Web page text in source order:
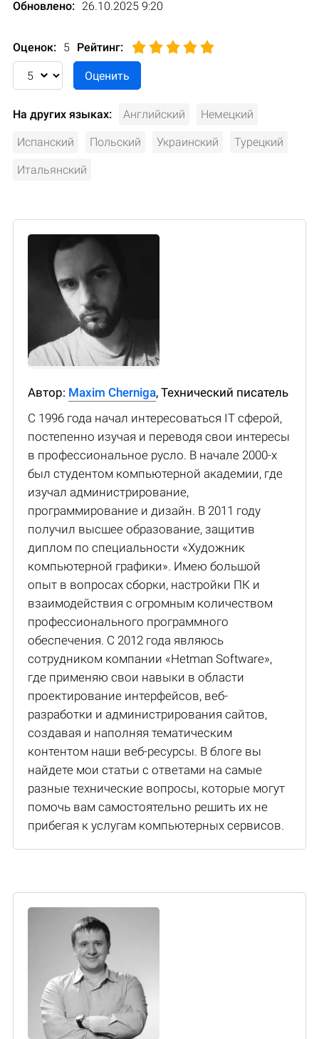
Обновлено: 26.10.2025 9:20
Оценок: 5 Рейтинг:
На других языках: Английский Немецкий
Испанский Польский Украинский Турецкий
Итальянский
Автор: Maxim Cherniga, Технический писатель
С 1996 года начал интересоваться IT сферой,
постепенно изучая и переводя свои интересы
в профессиональное русло. В начале 2000-х
был студентом компьютерной академии, где
изучал администрирование,
программирование и дизайн. В 2011 году
получил высшее образование, защитив
диплом по специальности «Художник
компьютерной графики». Имею большой
опыт в вопросах сборки, настройки ПК и
взаимодействия с огромным количеством
профессионального программного
обеспечения. С 2012 года являюсь
сотрудником компании «Hetman Software»,
где применяю свои навыки в области
проектирование интерфейсов, веб-
разработки и администрирования сайтов,
создавая и наполняя тематическим
контентом наши веб-ресурсы. В блоге вы
найдете мои статьи с ответами на самые
разные технические вопросы, которые могут
помочь вам самостоятельно решить их не
прибегая к услугам компьютерных сервисов.